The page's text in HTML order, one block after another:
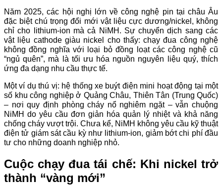
Năm 2025, các hội nghị lớn về công nghệ pin tại châu Âu
đặc biệt chú trọng đổi mới vật liệu cực dương/nickel, không
chỉ cho lithium-ion mà cả NiMH. Sự chuyển dịch sang các
vật liệu cathode giàu nickel cho thấy: chạy đua công nghệ
không đồng nghĩa với loại bỏ đồng loạt các công nghệ cũ
“ngủ quên”, mà là tối ưu hóa nguồn nguyên liệu quý, thích
ứng đa dạng nhu cầu thực tế.
Một ví dụ thú vị: hệ thống xe buýt điện mini hoạt động tại một
số khu công nghiệp ở Quảng Châu, Thiên Tân (Trung Quốc)
– nơi quy định phòng cháy nổ nghiêm ngặt – vẫn chuộng
NiMH do yêu cầu đơn giản hóa quản lý nhiệt và khả năng
chống cháy vượt trội. Chưa kể, NiMH không yêu cầu kỹ thuật
điện tử giám sát cầu kỳ như lithium-ion, giảm bớt chi phí đầu
tư cho những doanh nghiệp nhỏ.
Cuộc chạy đua tái chế: Khi nickel trở
thành “vàng mới”